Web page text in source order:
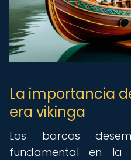
La importancia
era vikinga
Los barcos
fundamental en la